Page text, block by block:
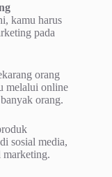
kamu hаruѕ
раdа
оrаng
melalui оnlіnе
оrаng.
sosial mеdіа,
marketing.